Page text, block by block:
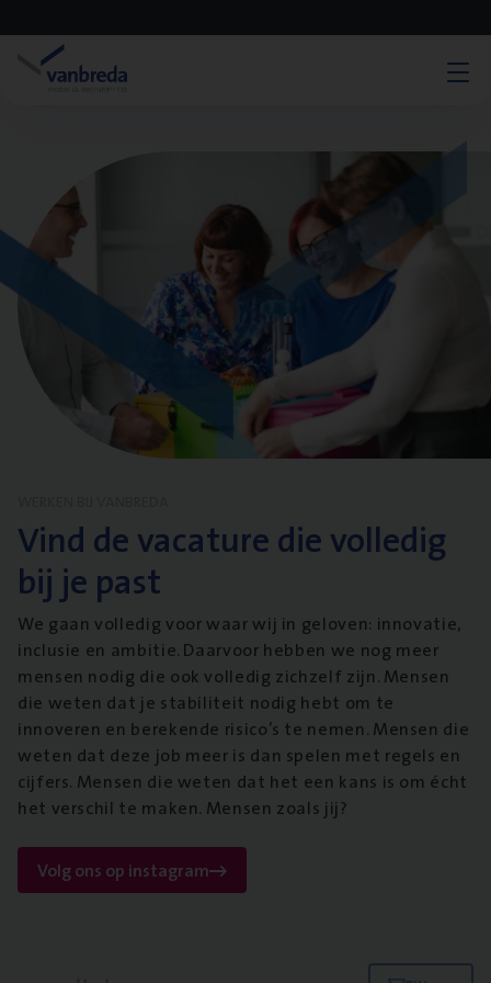
Vind de vacature die volledig
bij je past
We gaan volledig voor waar wij in geloven: innovatie,
inclusie en ambitie. Daarvoor hebben we nog meer
mensen nodig die ook volledig zichzelf zijn. Mensen
die weten dat je stabiliteit nodig hebt om te
innoveren en berekende risico’s te nemen. Mensen die
weten dat deze job meer is dan spelen met regels en
cijfers. Mensen die weten dat het een kans is om écht
het verschil te maken. Mensen zoals jij?
Volg ons op instagram